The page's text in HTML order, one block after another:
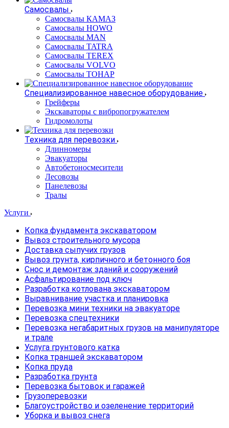
Самосвалы
Самосвалы КАМАЗ
Самосвалы HOWO
Самосвалы MAN
Самосвалы TATRA
Самосвалы TEREX
Самосвалы VOLVO
Самосвалы ТОНАР
Специализированное навесное оборудование
Грейферы
Экскаваторы с вибропогружателем
Гидромолоты
Техника для перевозки
Длинномеры
Эвакуаторы
Автобетоносмесители
Лесовозы
Панелевозы
Тралы
Услуги
Копка фундамента экскаватором
Вывоз строительного мусора
Доставка сыпучих грузов
Вывоз грунта, кирпичного и бетонного боя
Снос и демонтаж зданий и сооружений
Асфальтирование под ключ
Разработка котлована экскаватором
Выравнивание участка и планировка
Перевозка мини техники на эвакуаторе
Перевозка спецтехники
Перевозка негабаритных грузов на манипуляторе
и трале
Услуга грунтового катка
Копка траншей экскаватором
Копка пруда
Разработка грунта
Перевозка бытовок и гаражей
Грузоперевозки
Благоустройство и озеленение территорий
Уборка и вывоз снега